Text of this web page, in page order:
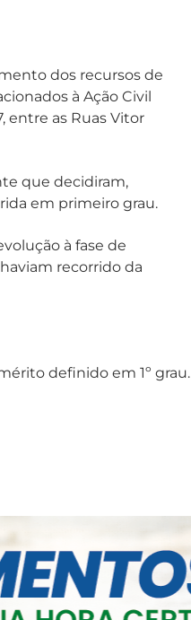
dos recursos de
à Ação Civil
entre as Ruas Vitor
que decidiram,
em primeiro grau.
à fase de
recorrido da
definido em 1º grau.